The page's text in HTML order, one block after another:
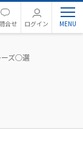
合せ ログイン
ーズ○選